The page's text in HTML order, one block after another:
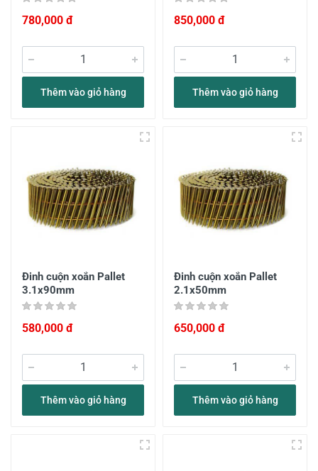
780,000 đ
Thêm vào giỏ hàng
850,000 đ
Thêm vào giỏ hàng
Đinh cuộn xoắn Pallet
3.1x90mm
580,000 đ
Thêm vào giỏ hàng
Đinh cuộn xoắn Pallet
2.1x50mm
650,000 đ
Thêm vào giỏ hàng